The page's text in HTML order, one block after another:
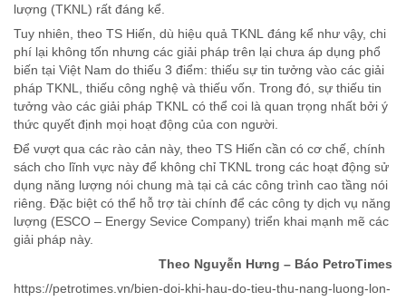
lượng (TKNL) rất đáng kể.
Tuy nhiên, theo TS Hiến, dù hiệu quả TKNL đáng kể như vậy, chi
phí lại không tốn nhưng các giải pháp trên lại chưa áp dụng phổ
biến tại Việt Nam do thiếu 3 điểm: thiếu sự tin tưởng vào các giải
pháp TKNL, thiếu công nghệ và thiếu vốn. Trong đó, sự thiếu tin
tưởng vào các giải pháp TKNL có thể coi là quan trọng nhất bởi ý
thức quyết định mọi hoạt động của con người.
Để vượt qua các rào cản này, theo TS Hiến cần có cơ chế, chính
sách cho lĩnh vực này để không chỉ TKNL trong các hoạt động sử
dụng năng lượng nói chung mà tại cả các công trình cao tầng nói
riêng. Đặc biệt có thể hỗ trợ tài chính để các công ty dịch vụ năng
lượng (ESCO – Energy Sevice Company) triển khai mạnh mẽ các
giải pháp này.
Theo Nguyễn Hưng – Báo PetroTimes
https://petrotimes.vn/bien-doi-khi-hau-do-tieu-thu-nang-luong-lon-